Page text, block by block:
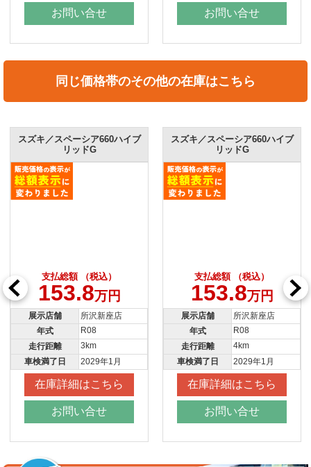
お問い合せ お問い合せ
同じ価格帯のその他の在庫はこちら
スズキ／スペーシア660ハイブ
リッドG
支払総額 （税込）
153.8万円
展示店舗
所沢新座店
年式
R08
走行距離
3km
車検満了日
2029年1月
在庫詳細はこちら
お問い合せ
スズキ／スペーシア660ハイブ
リッドG
支払総額 （税込）
153.8万円
展示店舗
所沢新座店
年式
R08
走行距離
4km
車検満了日
2029年1月
在庫詳細はこちら
お問い合せ